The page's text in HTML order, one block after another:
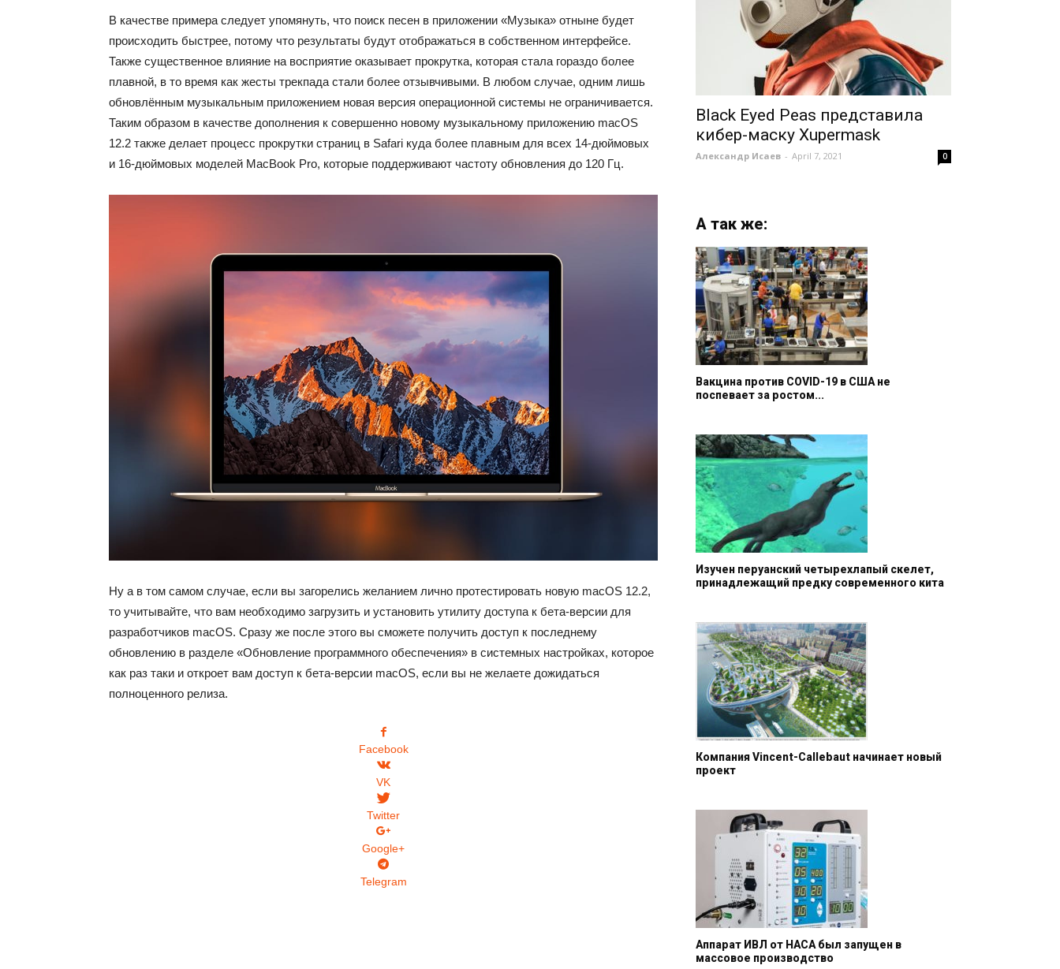
В качестве примера следует упомянуть, что поиск песен в приложении «Музыка» отныне будет
происходить быстрее, потому что результаты будут отображаться в собственном интерфейсе.
Также существенное влияние на восприятие оказывает прокрутка, которая стала гораздо более
плавной, в то время как жесты трекпада стали более отзывчивыми. В любом случае, одним лишь
обновлённым музыкальным приложением новая версия операционной системы не ограничивается.
Таким образом в качестве дополнения к совершенно новому музыкальному приложению macOS
12.2 также делает процесс прокрутки страниц в Safari куда более плавным для всех 14-дюймовых
и 16-дюймовых моделей MacBook Pro, которые поддерживают частоту обновления до 120 Гц.
Ну а в том самом случае, если вы загорелись желанием лично протестировать новую macOS 12.2,
то учитывайте, что вам необходимо загрузить и установить утилиту доступа к бета-версии для
разработчиков macOS. Сразу же после этого вы сможете получить доступ к последнему
обновлению в разделе «Обновление программного обеспечения» в системных настройках, которое
как раз таки и откроет вам доступ к бета-версии macOS, если вы не желаете дожидаться
полноценного релиза.
Facebook
VK
Twitter
Google+
Telegram
Black Eyed Peas представила
кибер-маску Xupermask
Александр Исаев - April 7, 2021 0
А так же:
Вакцина против COVID-19 в США не
поспевает за ростом...
Изучен перуанский четырехлапый скелет,
принадлежащий предку современного кита
Компания Vincent-Callebaut начинает новый
проект
Аппарат ИВЛ от НАСА был запущен в
массовое производство